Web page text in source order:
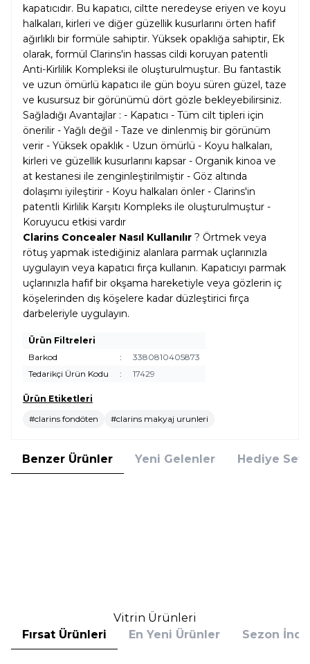
kapatıcıdır. Bu kapatıcı, ciltte neredeyse eriyen ve koyu
halkaları, kirleri ve diğer güzellik kusurlarını örten hafif
ağırlıklı bir formüle sahiptir. Yüksek opaklığa sahiptir, Ek
olarak, formül Clarins'in hassas cildi koruyan patentli
Anti-Kirlilik Kompleksi ile oluşturulmuştur. Bu fantastik
ve uzun ömürlü kapatıcı ile gün boyu süren güzel, taze
ve kusursuz bir görünümü dört gözle bekleyebilirsiniz.
Sağladığı Avantajlar : - Kapatıcı - Tüm cilt tipleri için
önerilir - Yağlı değil - Taze ve dinlenmiş bir görünüm
verir - Yüksek opaklık - Uzun ömürlü - Koyu halkaları,
kirleri ve güzellik kusurlarını kapsar - Organik kinoa ve
at kestanesi ile zenginleştirilmiştir - Göz altında
dolaşımı iyileştirir - Koyu halkaları önler - Clarins'in
patentli Kirlilik Karşıtı Kompleks ile oluşturulmuştur -
Koruyucu etkisi vardır
Clarins Concealer Nasıl Kullanılır ? Örtmek veya
rötuş yapmak istediğiniz alanlara parmak uçlarınızla
uygulayın veya kapatıcı fırça kullanın. Kapatıcıyı parmak
uçlarınızla hafif bir okşama hareketiyle veya gözlerin iç
köşelerinden dış köşelere kadar düzleştirici fırça
darbeleriyle uygulayın.
Ürün Filtreleri
Barkod
:
3380810405873
Tedarikçi Ürün Kodu
: 17429
Ürün Etiketleri
#clarins fondöten
#clarins makyaj urunleri
Benzer Ürünler Yeni Gelenler Hediye
Vitrin Ürünleri
Fırsat Ürünleri
En Yeni Ürünler Sezon